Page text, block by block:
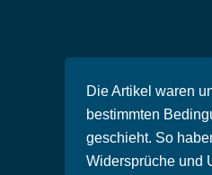
Die Artikel waren
bestimmten
geschieht. So
Widersprüche und